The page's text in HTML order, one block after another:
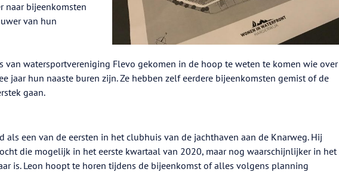
naar bijeenkomsten
van hun
van watersportvereniging Flevo gekomen in de hoop te weten te komen wie over
jaar hun naaste buren zijn. Ze hebben zelf eerdere bijeenkomsten gemist of de
gaan.
als een van de eersten in het clubhuis van de jachthaven aan de Knarweg. Hij
die mogelijk in het eerste kwartaal van 2020, maar nog waarschijnlijker in het
is. Leon hoopt te horen tijdens de bijeenkomst of alles volgens planning